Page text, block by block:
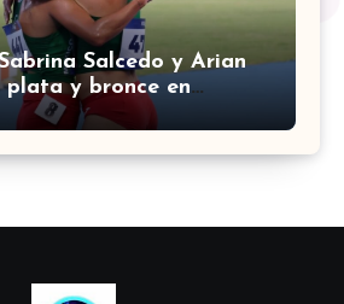
Salcedo y Arian
plata y bronce en
en